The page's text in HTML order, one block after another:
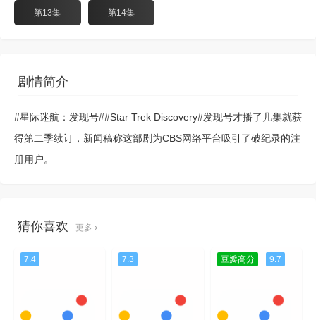
第13集 第14集
剧情简介
#星际迷航：发现号##Star Trek Discovery#发现号才播了几集就获
得第二季续订，新闻稿称这部剧为CBS网络平台吸引了破纪录的注
册用户。
猜你喜欢 更多
7.4 7.3 豆瓣高分 9.7